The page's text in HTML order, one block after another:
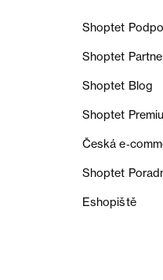
Shoptet
Shoptet
Shoptet Blog
Shoptet
Česká
Shoptet
Eshopiště